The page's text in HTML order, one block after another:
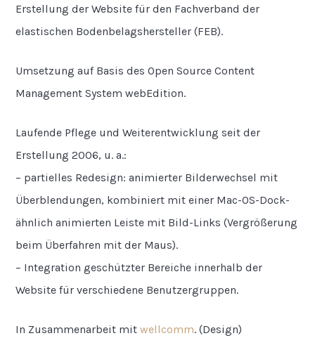
Erstellung der Website für den Fachverband der
elastischen Bodenbelagshersteller (FEB).
Umsetzung auf Basis des Open Source Content
Management System webEdition.
Laufende Pflege und Weiterentwicklung seit der
Erstellung 2006, u. a.:
– partielles Redesign: animierter Bilderwechsel mit
Überblendungen, kombiniert mit einer Mac-OS-Dock-
ähnlich animierten Leiste mit Bild-Links (Vergrößerung
beim Überfahren mit der Maus).
– Integration geschützter Bereiche innerhalb der
Website für verschiedene Benutzergruppen.
In Zusammenarbeit mitwellcomm. (Design)